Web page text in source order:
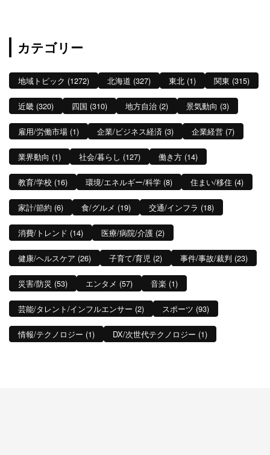
カテゴリー
地域トピック (1272) 北海道 (327) 東北 (1) 関東 (315)
近畿 (320) 四国 (310) 地方自治 (2) 景気動向 (3)
雇用/労働市場 (1) 企業/ビジネス経済 (3) 企業経営 (7)
業界動向 (1) 社会/暮らし (127) 働き方 (14)
教育/学校 (16) 環境/エネルギー/科学 (8) 住まい/移住 (4)
家計/節約 (6) 食/グルメ (19) 交通/インフラ (18)
消費/トレンド (14) 医療/病院/介護 (2)
健康/ヘルスケア (26) 子育て/育児 (2) 事件/事故/裁判 (23)
災害/防災 (53) エンタメ (57) 音楽 (1)
芸能/タレント/インフルエンサー (2) スポーツ (93)
情報/テクノロジー (1) DX/次世代テクノロジー (1)